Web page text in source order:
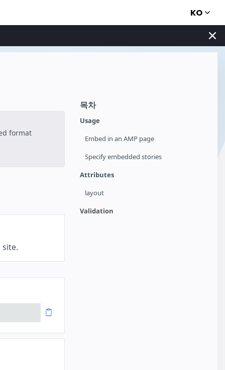
KO
목차
Usage
Embed in an AMP page
Specify embedded stories
Attributes
layout
Validation
format